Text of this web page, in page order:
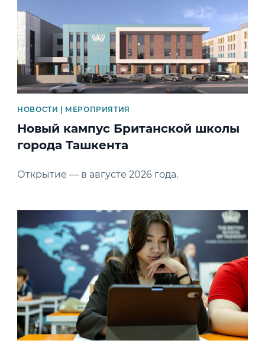
НОВОСТИ | МЕРОПРИЯТИЯ
Новый кампус Британской школы
города Ташкента
Открытие — в августе 2026 года.